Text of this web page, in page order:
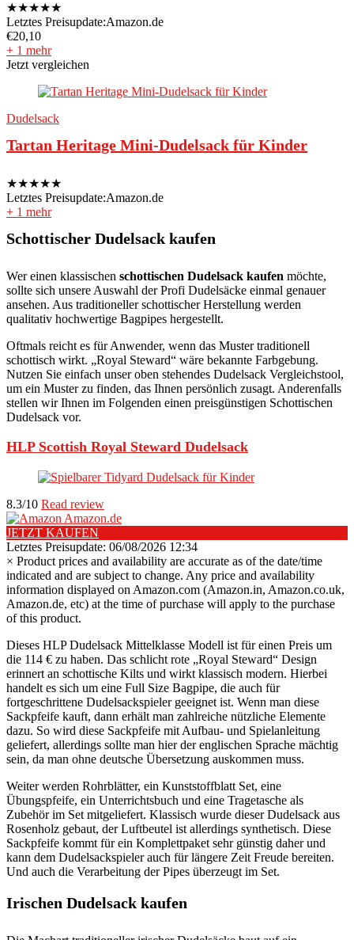
★★★★★
Letztes Preisupdate:Amazon.de
€20,10
+ 1 mehr
Jetzt vergleichen
Dudelsack
Tartan Heritage Mini-Dudelsack für Kinder
★★★★★
Letztes Preisupdate:Amazon.de
+ 1 mehr
Schottischer Dudelsack kaufen
Wer einen klassischen schottischen Dudelsack kaufen möchte,
sollte sich unsere Auswahl der Profi Dudelsäcke einmal genauer
ansehen. Aus traditioneller schottischer Herstellung werden
qualitativ hochwertige Bagpipes hergestellt.
Oftmals reicht es für Anwender, wenn das Muster traditionell
schottisch wirkt. „Royal Steward“ wäre bekannte Farbgebung.
Nutzen Sie einfach unser oben stehendes Dudelsack Vergleichstool,
um ein Muster zu finden, das Ihnen persönlich zusagt. Anderenfalls
stellen wir Ihnen im Folgenden einen preisgünstigen Schottischen
Dudelsack vor.
HLP Scottish Royal Steward Dudelsack
8.3/10 Read review
Amazon.de
JETZT KAUFEN
Letztes Preisupdate: 06/08/2026 12:34
× Product prices and availability are accurate as of the date/time
indicated and are subject to change. Any price and availability
information displayed on Amazon.com (Amazon.in, Amazon.co.uk,
Amazon.de, etc) at the time of purchase will apply to the purchase
of this product.
Dieses HLP Dudelsack Mittelklasse Modell ist für einen Preis um
die 114 € zu haben. Das schlicht rote „Royal Steward“ Design
erinnert an schottische Kilts und wirkt klassisch modern. Hierbei
handelt es sich um eine Full Size Bagpipe, die auch für
fortgeschrittene Dudelsackspieler geeignet ist. Wenn man diese
Sackpfeife kauft, dann erhält man zahlreiche nützliche Elemente
dazu. So wird diese Sackpfeife mit Aufbau- und Spielanleitung
geliefert, allerdings sollte man hier der englischen Sprache mächtig
sein, da man ohne deutsche Übersetzung auskommen muss.
Weiter werden Rohrblätter, ein Kunststoffblatt Set, eine
Übungspfeife, ein Unterrichtsbuch und eine Tragetasche als
Zubehör im Set mitgeliefert. Klassisch wurde dieser Dudelsack aus
Rosenholz gebaut, der Luftbeutel ist allerdings synthetisch. Diese
Sackpfeife kommt für ein Komplettpaket sehr günstig daher und
kann dem Dudelsackspieler auch für längere Zeit Freude bereiten.
Und auch die Verarbeitung der Pipes überzeugt im Set.
Irischen Dudelsack kaufen